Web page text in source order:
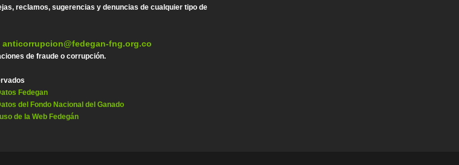
reclamos, sugerencias y denuncias de cualquier tipo de
anticorrupcion@fedegan-fng.org.co
de fraude o corrupción.
Fedegan
del Fondo Nacional del Ganado
de la Web Fedegán